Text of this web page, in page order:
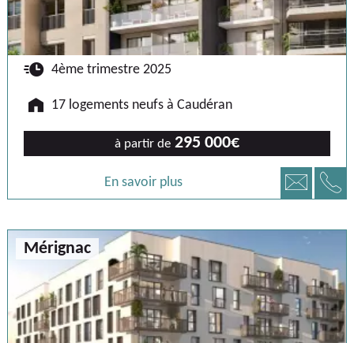
🕐 4ème trimestre 2025
🏠 17 logements neufs à Caudéran
à partir de 295 000€
En savoir plus 📧 📞
Mérignac